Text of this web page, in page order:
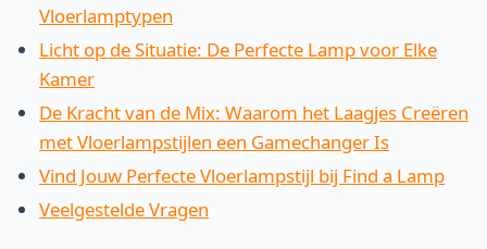
Vloerlamptypen
Licht op de Situatie: De Perfecte Lamp voor Elke
Kamer
De Kracht van de Mix: Waarom het Laagjes Creëren
met Vloerlampstijlen een Gamechanger Is
Vind Jouw Perfecte Vloerlampstijl bij Find a Lamp
Veelgestelde Vragen